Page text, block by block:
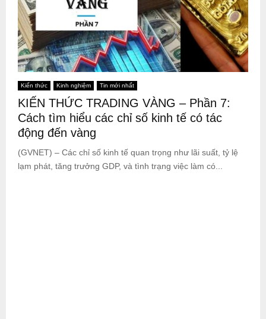
Kiến thức Kinh nghiệm Tin mới nhất
KIẾN THỨC TRADING VÀNG – Phần 7:
Cách tìm hiểu các chỉ số kinh tế có tác
động đến vàng
(GVNET) – Các chỉ số kinh tế quan trọng như lãi suất, tỷ lệ
lạm phát, tăng trưởng GDP, và tình trạng việc làm có...